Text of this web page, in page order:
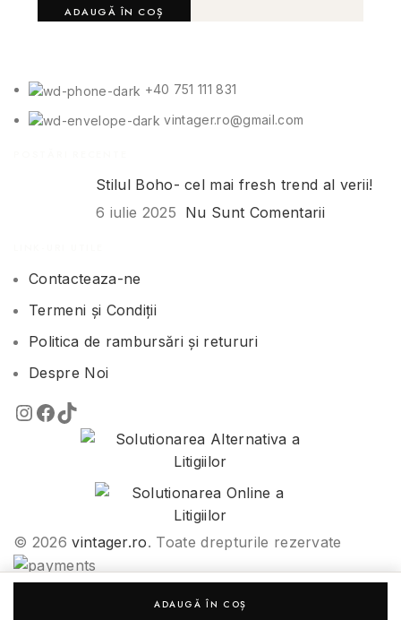
ADAUGĂ ÎN COȘ
ADAUGĂ ÎN COȘ
+40 751 111 831
vintager.ro@gmail.com
Stilul Boho- cel mai fresh trend al verii!
6 iulie 2025 Nu Sunt Comentarii
Contacteaza-ne
Termeni și Condiții
Politica de rambursări și retururi
Despre Noi
© 2026vintager.ro. Toate drepturile rezervate